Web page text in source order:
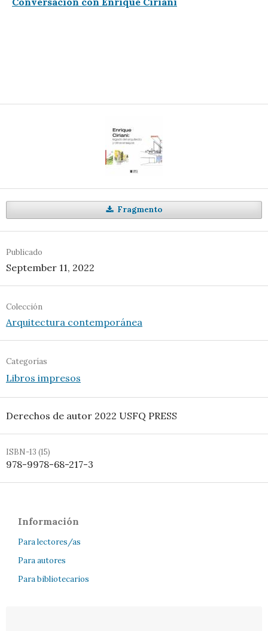
Fragmento
Publicado
September 11, 2022
Colección
Arquitectura contemporánea
Categorías
Libros impresos
Derechos de autor 2022 USFQ PRESS
ISBN-13 (15)
978-9978-68-217-3
Información
Para lectores/as
Para autores
Para bibliotecarios